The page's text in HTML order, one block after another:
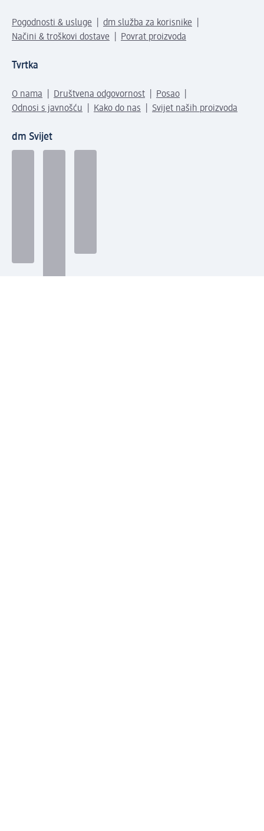
Pogodnosti & usluge
dm služba za korisnike
Načini & troškovi dostave
Povrat proizvoda
Tvrtka
O nama Društvena odgovornost
Posao
Odnosi s javnošću
Kako do nas Svijet naših proizvoda
dm Svijet